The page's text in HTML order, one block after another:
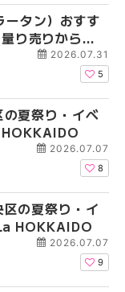
タン）おすす
り売りから最
2026.07.31
5
夏祭り・イベ
2026.07.07
8
の夏祭り・イ
HOKKAIDO
2026.07.07
9
年夏 札幌市手稲
トまとめ |
年夏 札幌市白石
トまとめ |
年夏 札幌市清田
トまとめ |
年夏 札幌市西区
まとめ | MouLa
年夏 札幌市手稲
トまとめ |
の麻辣湯（マーラ
門店6選！本場の
まで徹底比較 |